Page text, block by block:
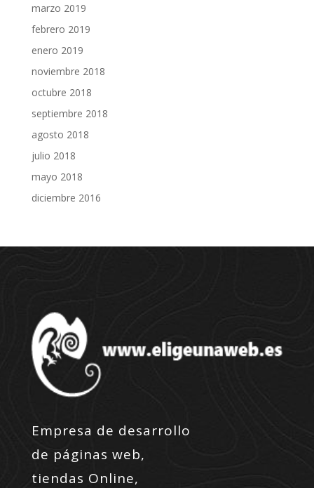
marzo 2019
febrero 2019
enero 2019
noviembre 2018
octubre 2018
septiembre 2018
agosto 2018
julio 2018
mayo 2018
diciembre 2016
Empresa de desarrollo
de páginas web,
tiendas Online,